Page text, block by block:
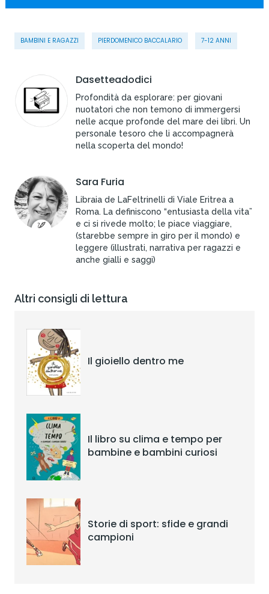
BAMBINI E RAGAZZI PIERDOMENICO BACCALARIO 7-12 ANNI
Dasetteadodici
Profondità da esplorare: per giovani
nuotatori che non temono di immergersi
nelle acque profonde del mare dei libri. Un
personale tesoro che li accompagnerà
nella scoperta del mondo!
Sara Furia
Libraia de LaFeltrinelli di Viale Eritrea a
Roma. La definiscono “entusiasta della vita”
e ci si rivede molto; le piace viaggiare,
(starebbe sempre in giro per il mondo) e
leggere (illustrati, narrativa per ragazzi e
anche gialli e saggi)
Altri consigli di lettura
Il gioiello dentro me
Il libro su clima e tempo per
bambine e bambini curiosi
Storie di sport: sfide e grandi
campioni